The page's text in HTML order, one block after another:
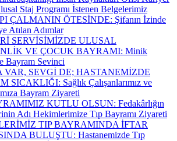
Staj Programı İstenen Belgelerimiz
ÇALMANIN ÖTESİNDE: Şifanın İzinde
Atılan Adımlar
SERVİSİMİZDE ULUSAL
VE ÇOCUK BAYRAMI: Minik
Bayram Sevinci
VAR, SEVGİ DE; HASTANEMİZDE
SICAKLIĞI: Sağlık Çalışanlarımız ve
Bayram Ziyareti
KUTLU OLSUN: Fedakârlığın
Adı Hekimlerimize Tıp Bayramı Ziyareti
TIP BAYRAMINDA İFTAR
BULUŞTU: Hastanemizde Tıp